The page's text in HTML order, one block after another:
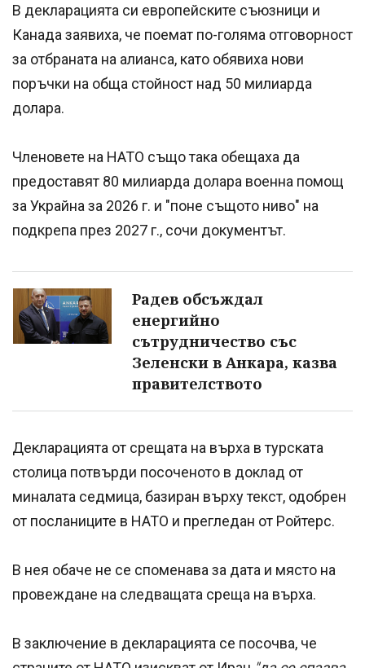
В декларацията си европейските съюзници и
Канада заявиха, че поемат по-голяма отговорност
за отбраната на алианса, като обявиха нови
поръчки на обща стойност над 50 милиарда
долара.
Членовете на НАТО също така обещаха да
предоставят 80 милиарда долара военна помощ
за Украйна за 2026 г. и "поне същото ниво" на
подкрепа през 2027 г., сочи документът.
Радев обсъждал
енергийно
сътрудничество със
Зеленски в Анкара, казва
правителството
Декларацията от срещата на върха в турската
столица потвърди посоченото в доклад от
миналата седмица, базиран върху текст, одобрен
от посланиците в НАТО и прегледан от Ройтерс.
В нея обаче не се споменава за дата и място на
провеждане на следващата среща на върха.
В заключение в декларацията се посочва, че